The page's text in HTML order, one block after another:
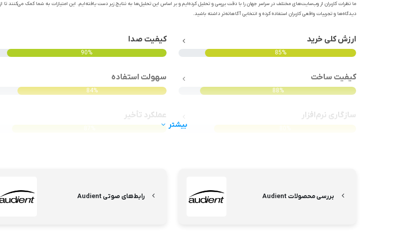
ما نظرات کاربران از وب‌سایت‌های مختلف در سراسر جهان را با دقت بررسی و تحلیل کرده‌ایم و بر اساس این تحلیل‌ها به نتایج زیر دست یافته‌ایم. این امتیازات به شما کمک می‌کنند تا از
دیدگاه‌ها و تجربیات واقعی کاربران استفاده کرده و انتخابی آگاهانه‌تر داشته باشید.
ارزش کلی خرید
85%
کیفیت صدا
90%
کیفیت ساخت
88%
سهولت استفاده
84%
سازگاری نرم‌افزار عملکرد تأخیر
بیشتر
بررسی محصولات Audient رابط‌های صوتی Audient